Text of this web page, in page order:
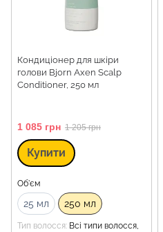
Кондиціонер для шкіри
голови Bjorn Axen Scalp
Conditioner, 250 мл
1 085 грн 1 205 грн
Купити
Об'єм
25 мл 250 мл
Тип волосся Всі типи волосся,